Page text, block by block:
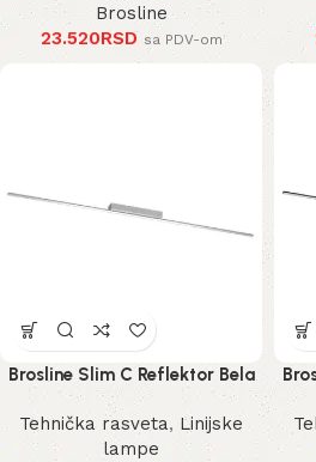
Brosline
23.520RSD sa PDV-om
Brosline Slim C Reflektor Bela
4000K 1200 mm 40 mm 1292
mm
Tehnička rasveta,Linijske
lampe